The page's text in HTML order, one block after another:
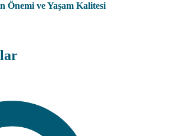
Önemi ve Yaşam Kalitesi